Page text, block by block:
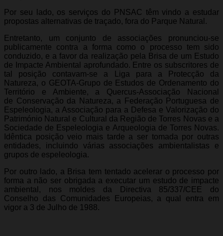
Por seu lado, os serviços do PNSAC têm vindo a estudar
propostas alternativas de traçado, fora do Parque Natural.
Entretanto, um conjunto de associações pronunciou-se
publicamente contra a forma como o processo tem sido
conduzido, e a favor da realização pela Brisa de um Estudo
de Impacte Ambiental aprofundado. Entre os subscritores de
tal posição contavam-se a Liga para a Protecção da
Natureza, o GEOTA-Grupo de Estudos de Ordenamento do
Território e Ambiente, a Quercus-Associação Nacional
de Conservação da Natureza, a Federação Portuguesa de
Espeleologia, a Associação para a Defesa e Valorização do
Património Natural e Cultural da Região de Torres Novas e a
Sociedade de Espeleologia e Arqueologia de Torres Novas.
Idêntica posição veio mais tarde a ser tomada por outras
entidades, incluindo várias associações ambientalistas e
grupos de espeleologia.
Por outro lado, a Brisa tem tentado acelerar o processo por
forma a não ser obrigada a executar um estudo de impacte
ambiental, nos moldes da Directiva 85/337/CEE do
Conselho das Comunidades Europeias, a qual entra em
vigor a 3 de Julho de 1988.